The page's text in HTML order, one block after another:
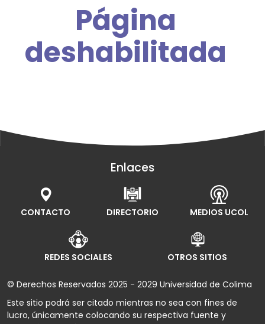
Página
deshabilitada
Enlaces
CONTACTO DIRECTORIO MEDIOS UCOL
REDES SOCIALES OTROS SITIOS
© Derechos Reservados 2025 - 2029 Universidad de Colima
Este sitio podrá ser citado mientras no sea con fines de
lucro, únicamente colocando su respectiva fuente y